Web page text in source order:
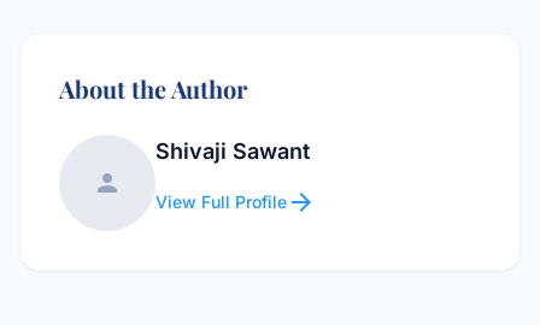
About the Author
person
Shivaji Sawant
View Full Profile arrow_forward